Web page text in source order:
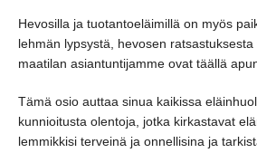
Hevosilla ja tuotantoeläimillä on myös
lehmän lypsystä, hevosen ratsastuksesta
maatilan asiantuntijamme ovat täällä
Tämä osio auttaa sinua kaikissa
kunnioitusta olentoja, jotka kirkastavat
lemmikkisi terveinä ja onnellisina ja